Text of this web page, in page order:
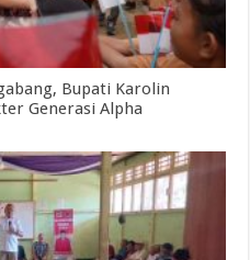
Bupati Karolin
Generasi Alpha